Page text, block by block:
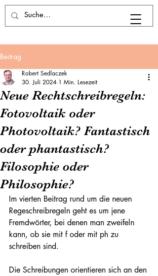
Beitrag
Neue Rechtschreibregeln:
Fotovoltaik oder
Photovoltaik? Fantastisch
oder phantastisch?
Filosophie oder
Philosophie?
Robert Sedlaczek
30. Juli 2024 1 Min. Lesezeit
Im vierten Beitrag rund um die neuen
Regeschreibregeln geht es um jene
Fremdwörter, bei denen man zweifeln
kann, ob sie mit f oder mit ph zu
schreiben sind.
Die Schreibungen orientieren sich an den